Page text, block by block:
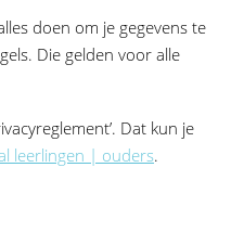
doen om je gegevens te
Die gelden voor alle
Dat kun je
leerlingen | ouders.